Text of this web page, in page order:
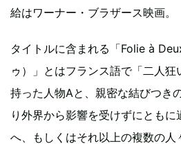
給はワーナー・ブラザース映画。
タイトルに含まれる「Folie à
ゥ）」とはフランス語で「二人
持った人物Aと、親密な結びつき
り外界から影響を受けずにとも
へ、もしくはそれ以上の複数の